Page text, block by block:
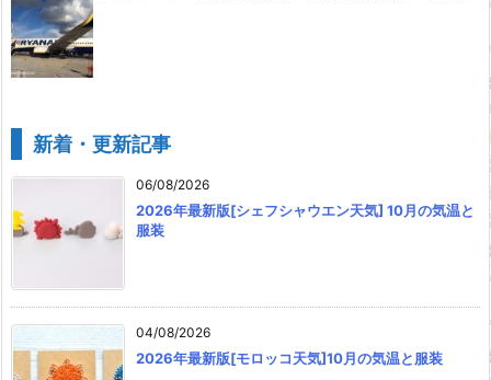
新着・更新記事
06/08/2026
2026年最新版[シェフシャウエン天気] 10月の気温と
服装
04/08/2026
2026年最新版[モロッコ天気]10月の気温と服装